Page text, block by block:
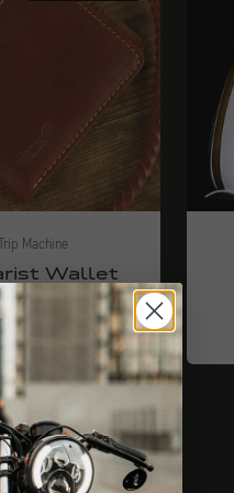
Machine
Wallet
Angebot
$62.00